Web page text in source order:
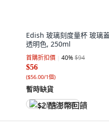
Edish 玻璃刻度量杯 玻璃
透明色, 250ml
首購折扣價 40%$94
$56
($56.00/1個)
暫時缺貨
$2 酷澎幣回饋